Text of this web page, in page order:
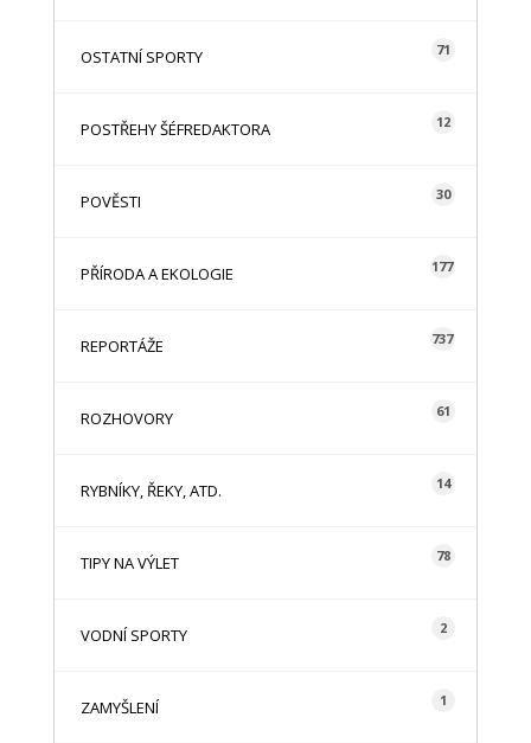
OSTATNÍ SPORTY 71
POSTŘEHY ŠÉFREDAKTORA 12
POVĚSTI 30
PŘÍRODA A EKOLOGIE 177
REPORTÁŽE 737
ROZHOVORY 61
RYBNÍKY, ŘEKY, ATD. 14
TIPY NA VÝLET 78
VODNÍ SPORTY 2
ZAMYŠLENÍ 1